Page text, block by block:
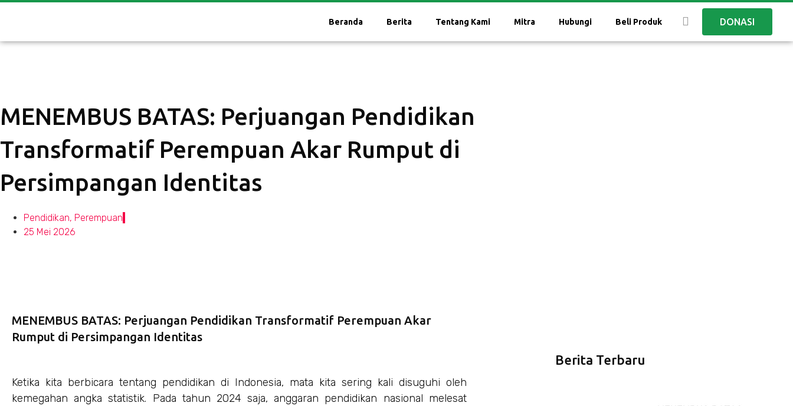
Beranda Berita Tentang Kami Mitra Hubungi Beli Produk DONASI
MENEMBUS BATAS: Perjuangan Pendidikan
Transformatif Perempuan Akar Rumput di
Persimpangan Identitas
Pendidikan, Perempuan
25 Mei 2026
MENEMBUS BATAS: Perjuangan Pendidikan Transformatif Perempuan Akar
Rumput di Persimpangan Identitas
Ketika kita berbicara tentang pendidikan di Indonesia, mata kita sering kali disuguhi oleh
kemegahan angka statistik. Pada tahun 2024 saja, anggaran pendidikan nasional melesat
Berita Terbaru